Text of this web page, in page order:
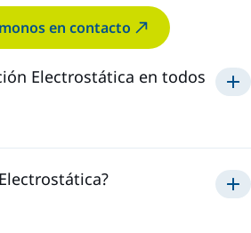
en contacto
Electrostática en todos